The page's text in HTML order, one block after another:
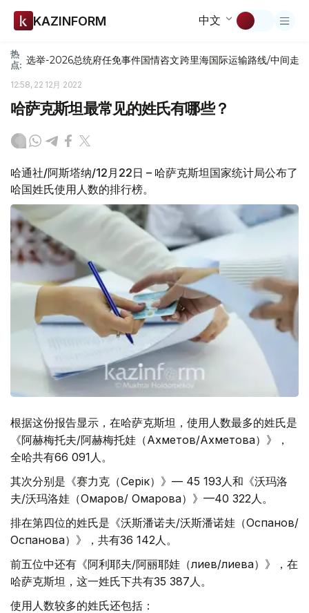
KAZINFORM 中文
热
点: 选举-2026总统府任免事件国情咨文跨里海国际运输路线/中间走廊
12:58, 22 12月 2022
哈萨克斯坦最常见的姓氏有哪些？
哈通社/阿斯塔纳/12月22日 – 哈萨克斯坦国家统计局公布了
哈国姓氏使用人数的排行榜。
根据这份报告显示，在哈萨克斯坦，使用人数最多的姓氏是
《阿赫梅托夫/阿赫梅托娃（Ахметов/Ахметова）》，
全哈共有66 091人。
其次分别是《赛力克（Серік）》— 45 193人和《沃玛洛
夫/沃玛洛娃（Омаров/ Омарова）》—40 322人。
排在第四位的姓氏是《沃斯潘诺夫/沃斯潘诺娃（Оспанов/
Оспанова）》，共有36 142人。
前五位中还有《阿利耶夫/阿丽耶娃（Әлиев/Әлиева）》，在
哈萨克斯坦，这一姓氏下共有35 387人。
使用人数较多的姓氏还包括：